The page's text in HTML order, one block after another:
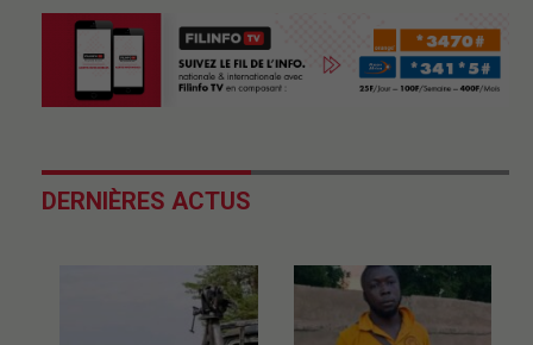
DERNIÈRES ACTUS